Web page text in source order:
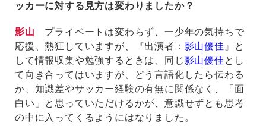
ッカーに対する見方は変わりましたか？
影山 プライベートは変わらず、一少年の気持ちで
応援、熱狂していますが、『出演者： 影山優佳 』と
して情報収集や勉強するときは、同じ影山優佳とし
て向き合ってはいますが、どう言語化したら伝わる
か、知識差やサッカー経験の有無に関係なく、「面
白い」と思っていただけるかが、意識せずとも思考
の中に入ってくるようにはなりました。